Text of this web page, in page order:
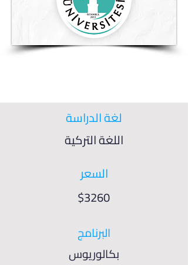
لغة الدراسة
اللغة التركية
السعر
$3260
البرنامج
بكالوريوس